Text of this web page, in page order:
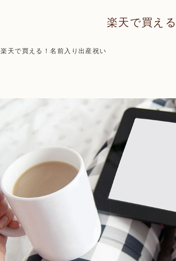
楽天で買え
楽天で買える！名前入り出産祝い